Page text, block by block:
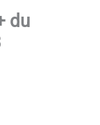
du